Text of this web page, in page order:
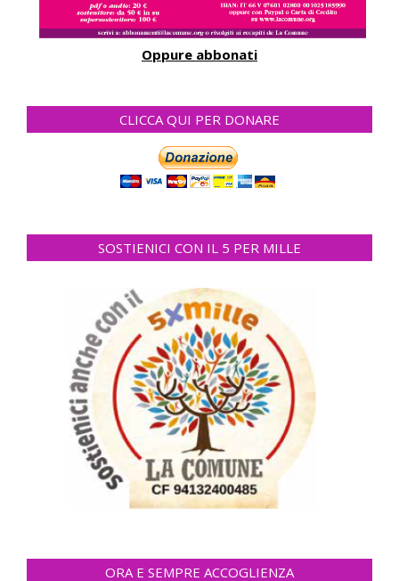
Oppure abbonati
CLICCA QUI PER DONARE
SOSTIENICI CON IL 5 PER MILLE
ORA E SEMPRE ACCOGLIENZA